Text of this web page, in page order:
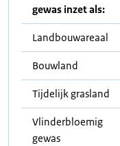
gewas inzet als:
Landbouwareaal
Bouwland
Tijdelijk grasland
Vlinderbloemig
gewas